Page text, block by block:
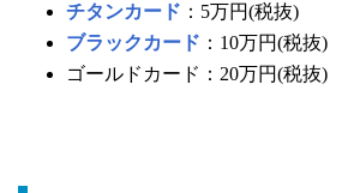
チタンカード ：5万円(税抜)
ブラックカード ：10万円(税抜)
ゴールドカード：20万円(税抜)